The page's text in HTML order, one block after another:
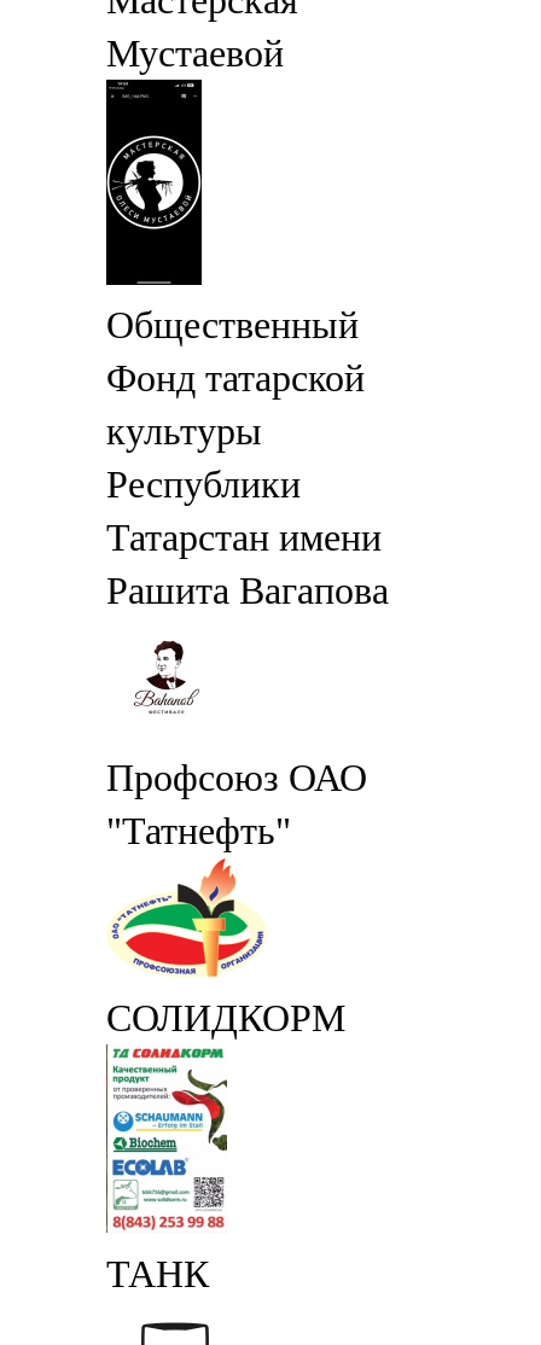
Мустаевой
Общественный
Фонд татарской
культуры
Республики
Татарстан имени
Рашита Вагапова
Профсоюз ОАО
"Татнефть"
СОЛИДКОРМ
ТАНК